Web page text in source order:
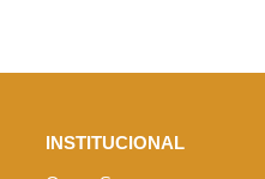
INSTITUCIONAL